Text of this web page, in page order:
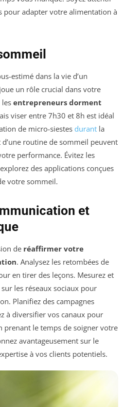
pour adapter votre alimentation à
estimé dans la vie d’un
un rôle crucial dans votre
entrepreneurs dorment
viser entre 7h30 et 8h est idéal
de micro-siestes durant la
routine de sommeil peuvent
performance. Évitez les
des applications conçues
votre sommeil.
et
de réaffirmer votre
. Analysez les retombées de
en tirer des leçons. Mesurez et
les réseaux sociaux pour
Planifiez des campagnes
à diversifier vos canaux pour
prenant le temps de soigner votre
avantageusement sur le
à vos clients potentiels.